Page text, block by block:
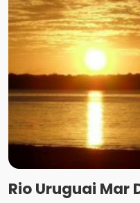
Rio Uruguai Mar